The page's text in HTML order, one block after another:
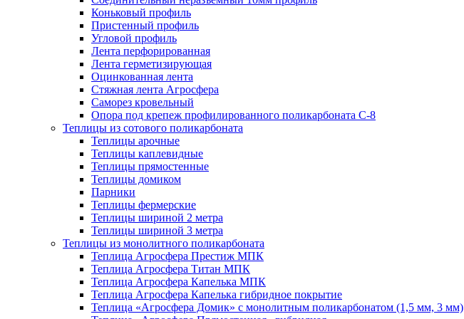
Коньковый профиль
Пристенный профиль
Угловой профиль
Лента перфорированная
Лента герметизирующая
Оцинкованная лента
Стяжная лента Агросфера
Саморез кровельный
Опора под крепеж профилированного поликарбоната С-8
Теплицы из сотового поликарбоната
Теплицы арочные
Теплицы каплевидные
Теплицы прямостенные
Теплицы домиком
Парники
Теплицы фермерские
Теплицы шириной 2 метра
Теплицы шириной 3 метра
Теплицы из монолитного поликарбоната
Теплица Агросфера Престиж МПК
Теплица Агросфера Титан МПК
Теплица Агросфера Капелька МПК
Теплица Агросфера Капелька гибридное покрытие
Теплица «Агросфера Домик» с монолитным поликарбонатом (1,5 мм, 3 мм)